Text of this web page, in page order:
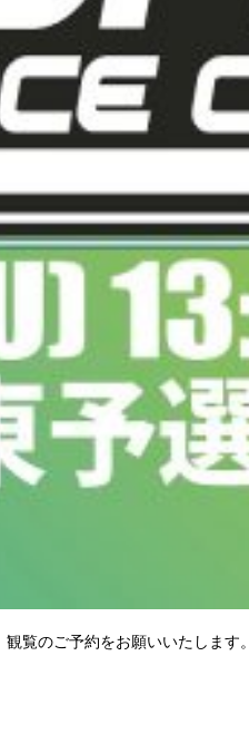
覧のご予約をお願いいたします。